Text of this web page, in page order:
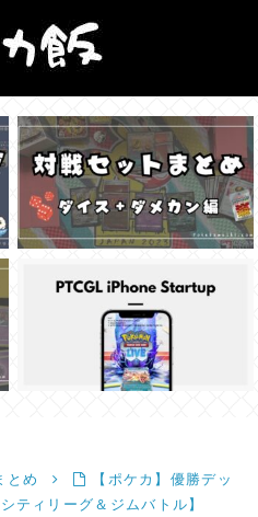
とめ
【ポケカ】優勝デッ
ティリーグ＆ジムバトル】